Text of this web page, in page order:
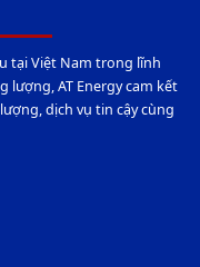
tại Việt Nam trong lĩnh
lượng, AT Energy cam kết
dịch vụ tin cậy cùng